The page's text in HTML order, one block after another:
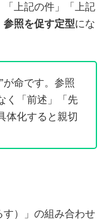
上記の件」「上記
参照を促す定型にな
が命です。参照
く「前述」「先
体化すると親切
す）」の組み合わせ